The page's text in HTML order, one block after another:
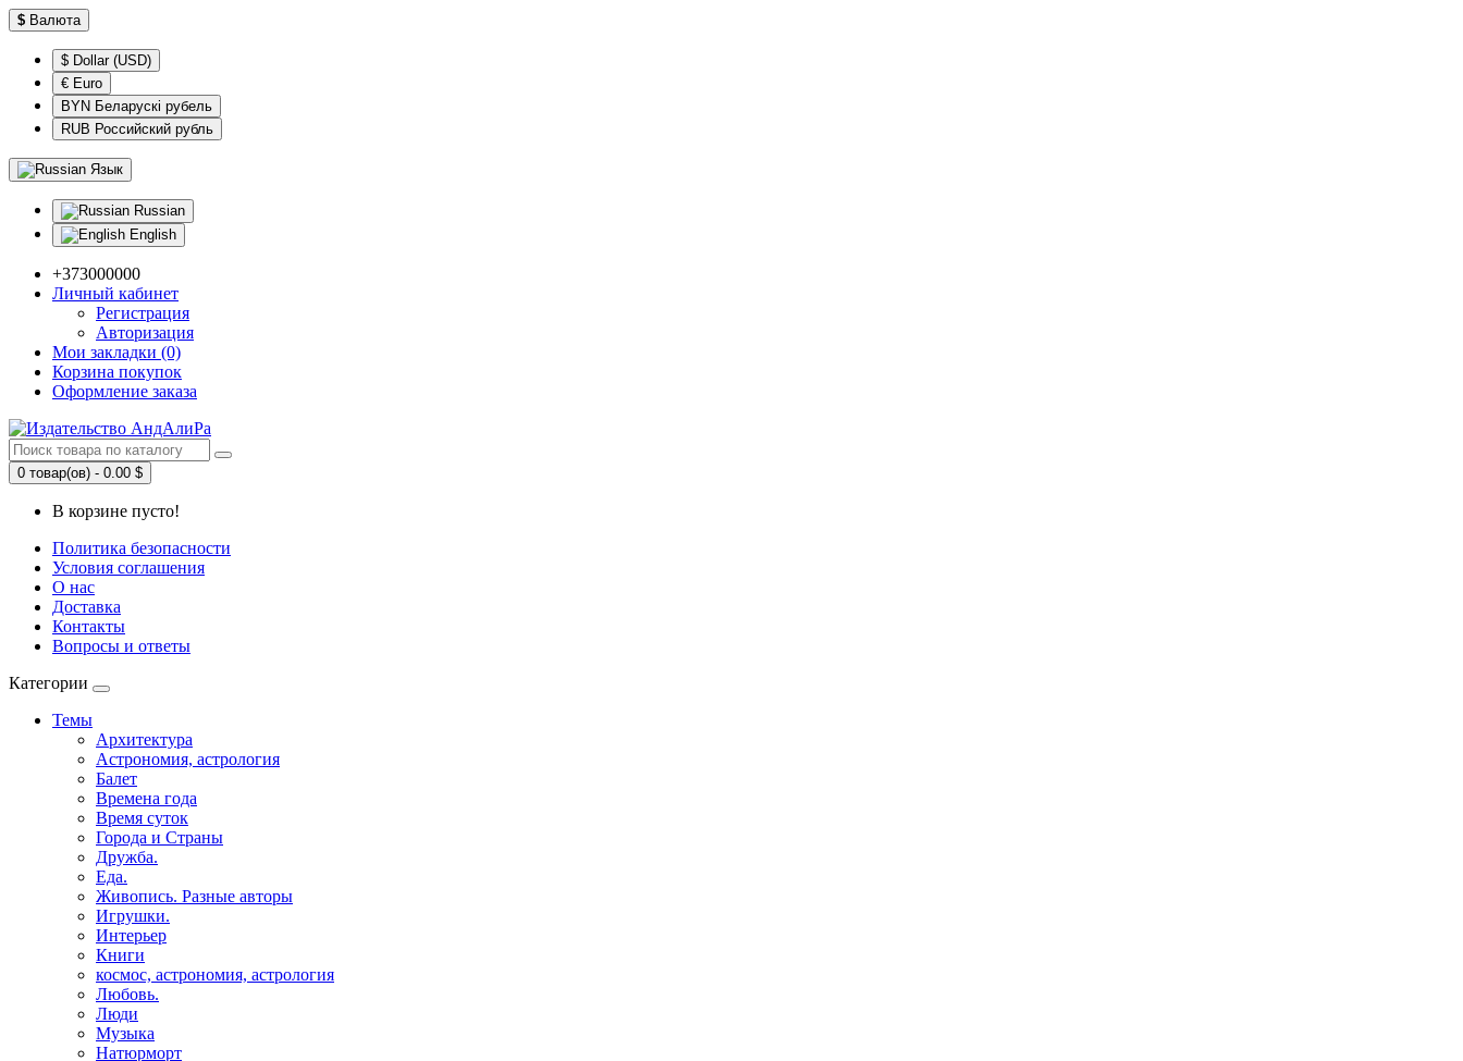
$ Валюта
$ Dollar (USD)
€ Euro
BYN Беларускі рубель
RUB Российский рубль
Язык
Russian
English
+373000000
Личный кабинет
Регистрация
Авторизация
Мои закладки (0)
Корзина покупок
Оформление заказа
0 товар(ов) - 0.00 $
В корзине пусто!
Политика безопасности
Условия соглашения
О нас
Доставка
Контакты
Вопросы и ответы
Категории
Темы
Архитектура
Астрономия, астрология
Балет
Времена года
Время суток
Города и Страны
Дружба.
Еда.
Живопись. Разные авторы
Игрушки.
Интерьер
Книги
космос, астрономия, астрология
Любовь.
Люди
Музыка
Натюрморт